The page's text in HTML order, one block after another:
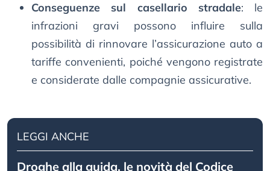
Conseguenze sul casellario stradale: le
infrazioni gravi possono influire sulla
possibilità di rinnovare l’assicurazione auto a
tariffe convenienti, poiché vengono registrate
e considerate dalle compagnie assicurative.
LEGGI ANCHE
Droghe alla guida, le novità del Codice